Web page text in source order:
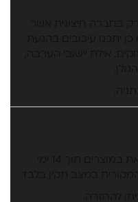
אילת יישובי הערבה,
במצב תקין בלבד.